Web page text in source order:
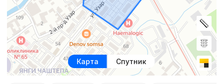
Карта Спутник